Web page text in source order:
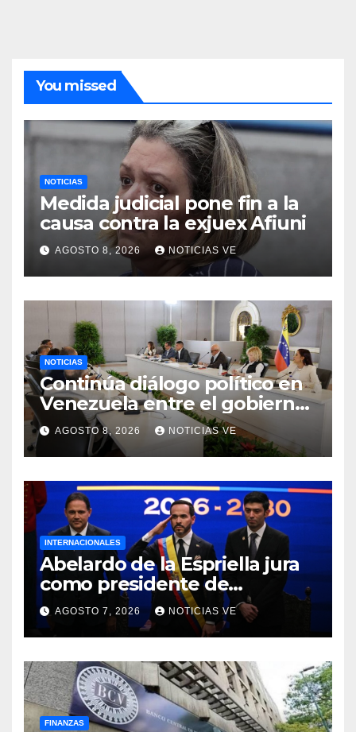
You missed
NOTICIAS
Medida judicial pone fin a la
causa contra la exjuex Afiuni
AGOSTO 8, 2026 NOTICIAS VE
NOTICIAS
Continúa diálogo político en
Venezuela entre el gobierno
y la oposición
AGOSTO 8, 2026 NOTICIAS VE
INTERNACIONALES
Abelardo de la Espriella jura
como presidente de
Colombia para el periodo
2026-2030
AGOSTO 7, 2026 NOTICIAS VE
FINANZAS